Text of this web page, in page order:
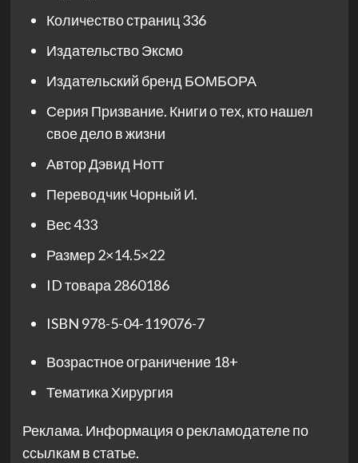
Количество страниц336
ИздательствоЭксмо
Издательский бренд БОМБОРА
Серия Призвание. Книги о тех, кто нашел
свое дело в жизни
АвторДэвид Нотт
ПереводчикЧорный И.
Вес433
Размер2×14.5×22
ID товара 2860186
ISBN 978-5-04-119076-7
Возрастное ограничение 18+
Тематика Хирургия
Реклама. Информация о рекламодателе по
ссылкам в статье.